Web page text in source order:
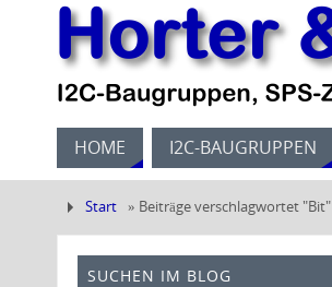
HOME I2C-BAUGRUPPEN
Start » Beiträge verschlagwortet "Bit"
SUCHEN IM BLOG